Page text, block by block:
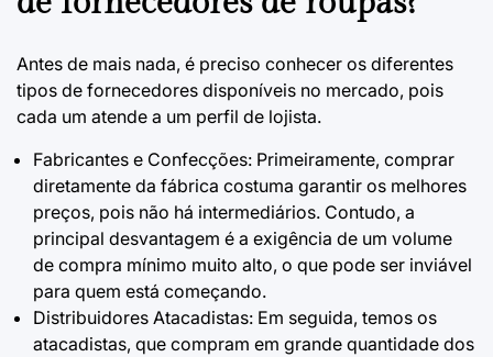
Antes de mais nada, é preciso conhecer os diferentes
tipos de fornecedores disponíveis no mercado, pois
cada um atende a um perfil de lojista.
Fabricantes e Confecções: Primeiramente, comprar
diretamente da fábrica costuma garantir os melhores
preços, pois não há intermediários. Contudo, a
principal desvantagem é a exigência de um volume
de compra mínimo muito alto, o que pode ser inviável
para quem está começando.
Distribuidores Atacadistas: Em seguida, temos os
atacadistas, que compram em grande quantidade dos